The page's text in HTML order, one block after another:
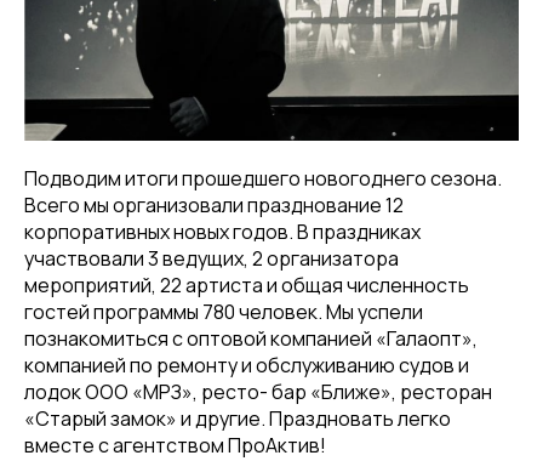
Подводим итоги прошедшего новогоднего сезона.
Всего мы организовали празднование 12
корпоративных новых годов. В праздниках
участвовали 3 ведущих, 2 организатора
мероприятий, 22 артиста и общая численность
гостей программы 780 человек. Мы успели
познакомиться с оптовой компанией «Галаопт»,
компанией по ремонту и обслуживанию судов и
лодок ООО «МРЗ», ресто- бар «Ближе», ресторан
«Старый замок» и другие. Праздновать легко
вместе с агентством ПроАктив!